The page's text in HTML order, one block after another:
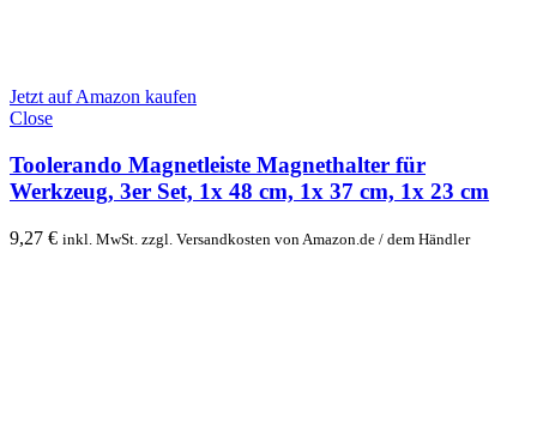
Jetzt auf Amazon kaufen
Close
Toolerando Magnetleiste Magnethalter für
Werkzeug, 3er Set, 1x 48 cm, 1x 37 cm, 1x 23 cm
9,27 € inkl. MwSt. zzgl. Versandkosten von Amazon.de / dem Händler